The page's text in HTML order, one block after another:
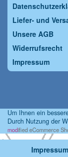
Liefer- und
Unsere AGB
Widerrufsrecht
Impressum
Um Ihnen ein
Durch Nutzung der
modified eCommerce
Impressum